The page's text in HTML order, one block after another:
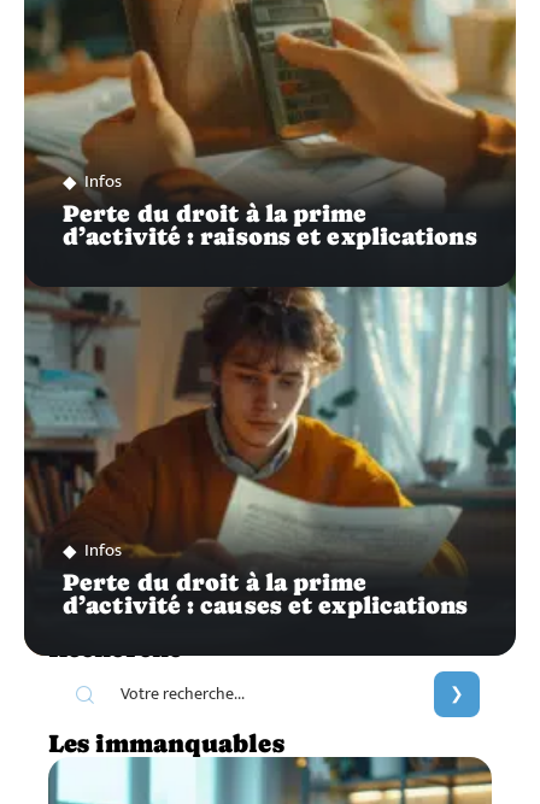
Infos
Perte du droit à la prime
d’activité : raisons et explications
Infos
Perte du droit à la prime
d’activité : causes et explications
Recherche
Les immanquables